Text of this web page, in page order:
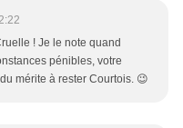
! Je le note quand
pénibles, votre
mérite à rester Courtois. 😉